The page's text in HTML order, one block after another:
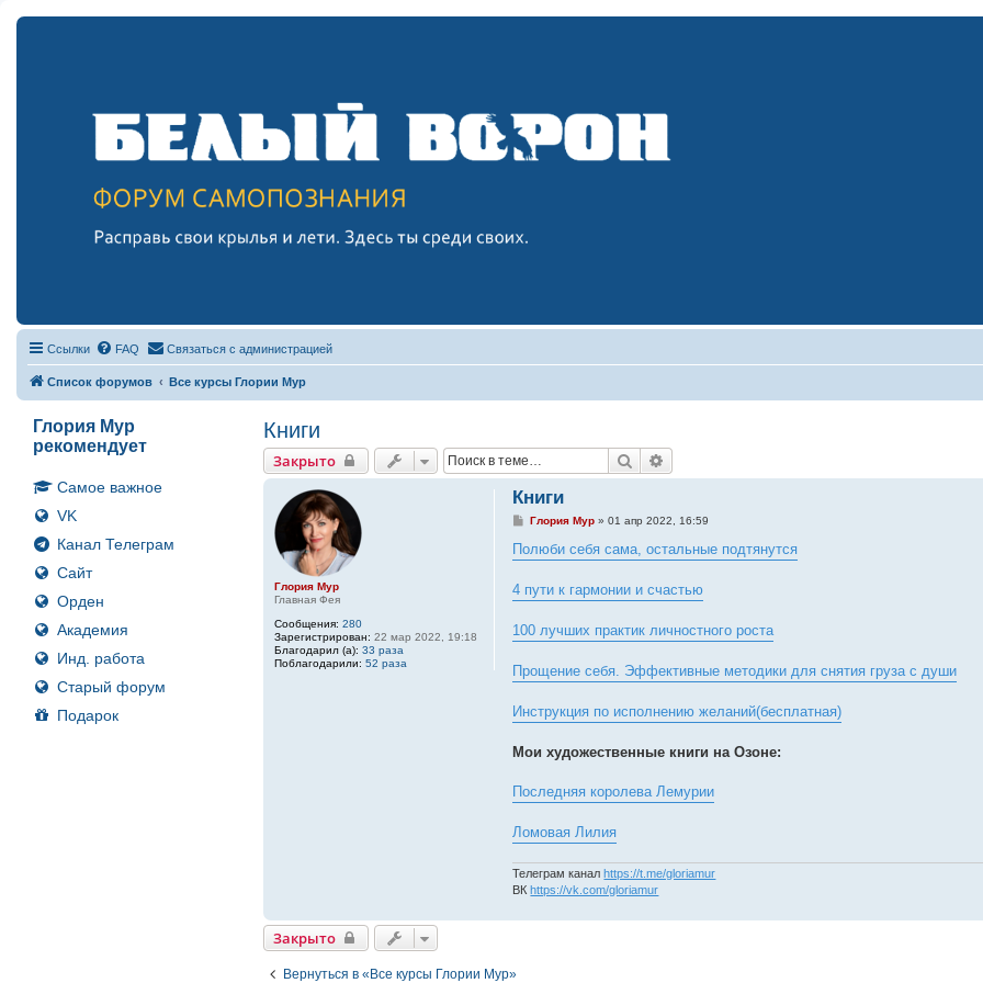
Ссылки FAQ Связаться с администрацией
Список форумов Все курсы Глории Мур
Глория Мур
рекомендует
Самое важное
VK
Канал Телеграм
Сайт
Орден
Академия
Инд. работа
Старый форум
Подарок
Книги
Закрыто Поиск
Глория Мур
Главная Фея
Сообщения: 280
Зарегистрирован: 22 мар 2022, 19:18
Благодарил (а): 33 раза
Поблагодарили: 52 раза
Книги
С
о
б
е
н
е
Глория Мур »01 апр 2022, 16:59
Полюби себя сама, остальные подтянутся
4 пути к гармонии и счастью
100 лучших практик личностного роста
Прощение себя. Эффективные методики для снятия груза с души
Инструкция по исполнению желаний(бесплатная)
Мои художественные книги на Озоне:
Последняя королева Лемурии
Ломовая Лилия
Телеграм канал https://t.me/gloriamur
ВК https://vk.com/gloriamur
Закрыто
Вернуться в «Все курсы Глории Мур»